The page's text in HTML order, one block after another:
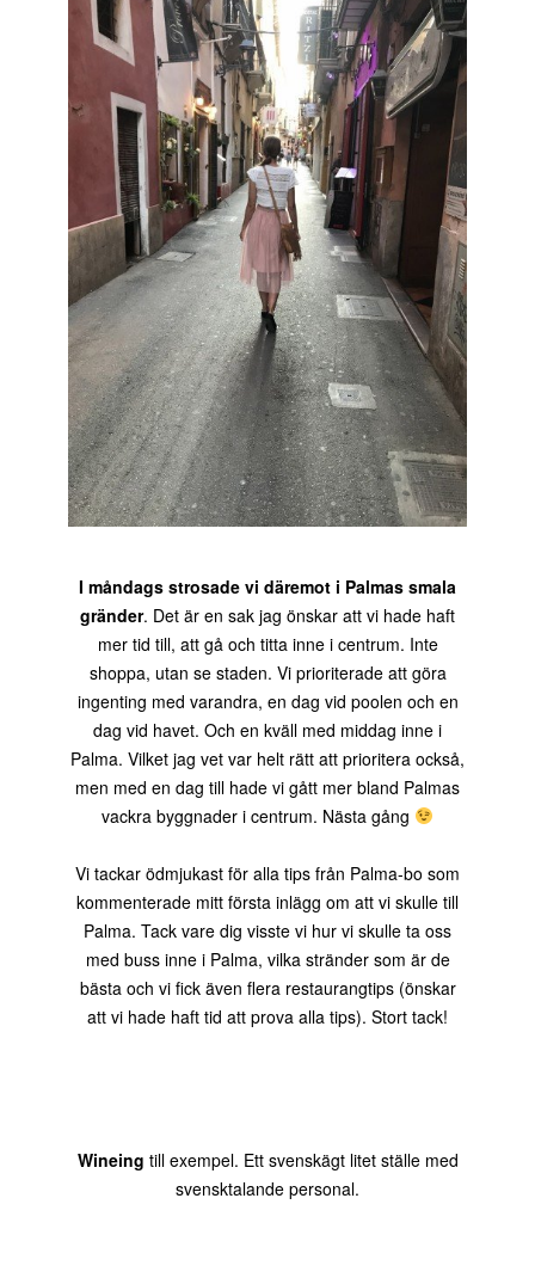
I måndags strosade vi däremot i Palmas smala
gränder. Det är en sak jag önskar att vi hade haft
mer tid till, att gå och titta inne i centrum. Inte
shoppa, utan se staden. Vi prioriterade att göra
ingenting med varandra, en dag vid poolen och en
dag vid havet. Och en kväll med middag inne i
Palma. Vilket jag vet var helt rätt att prioritera också,
men med en dag till hade vi gått mer bland Palmas
vackra byggnader i centrum. Nästa gång
Vi tackar ödmjukast för alla tips från Palma-bo som
kommenterade mitt första inlägg om att vi skulle till
Palma. Tack vare dig visste vi hur vi skulle ta oss
med buss inne i Palma, vilka stränder som är de
bästa och vi fick även flera restaurangtips (önskar
att vi hade haft tid att prova alla tips). Stort tack!
Wineing till exempel. Ett svenskägt litet ställe med
svensktalande personal.